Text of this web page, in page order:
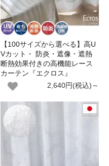
【100サイズから選べる】高U
Vカット・ 防炎・遮像・遮熱
断熱効果付きの高機能レース
カーテン『エクロス』
2,640円(税込)～